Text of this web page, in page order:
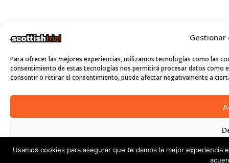
Para ofrecer las mejores experiencias, utilizamos tecnologías como las
consentimiento de estas tecnologías nos permitirá procesar datos como
consentir o retirar el consentimiento, puede afectar negativamente a
Ver
Usamos cookies para asegurar que te damos la mejor